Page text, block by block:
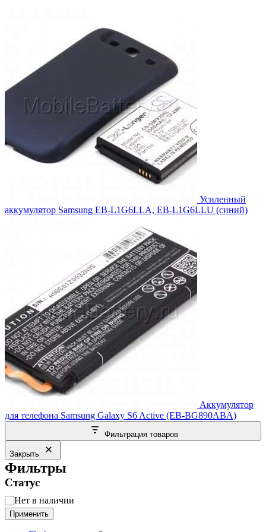
Усиленный
аккумулятор Samsung EB-L1G6LLA, EB-L1G6LLU (синий)
Аккумулятор
для телефона Samsung Galaxy S6 Active (EB-BG890ABA)
Фильтрация товаров
Закрыть
Фильтры
Статус
Статус
Нет в наличии
Применить